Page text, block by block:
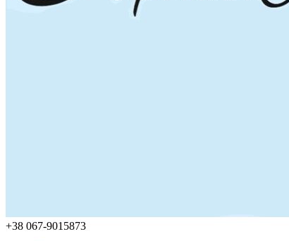
+38 067-9015873